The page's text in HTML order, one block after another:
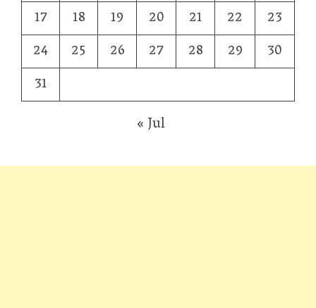
17
18 19 20 21 22
23
24
25 26 27 28 29
30
31
« Jul